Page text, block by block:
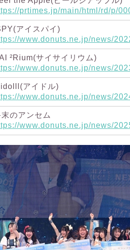
prtimes.jp/main/html/rd/p/
アイスパイ)
www.donuts.ne.jp/news/
²Rium(サイサイリウム)
www.donuts.ne.jp/news/
アイドル)
www.donuts.ne.jp/news/
のアンセム
www.donuts.ne.jp/news/